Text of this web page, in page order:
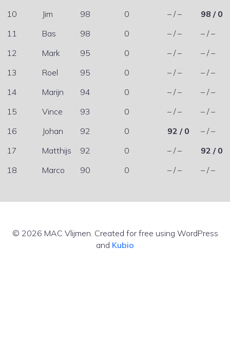
10 Jim 98 0 – / –
98 / 0
11
Bas 98 0 – / –
– / –
12
Mark 95 0 – / –
– / –
13
Roel 95 0 – / –
– / –
14
Marijn 94 0 – / –
– / –
15
Vince 93 0 – / –
– / –
16
Johan 92 0 92 / 0
– / –
17
Matthijs 92 0 – / –
92 / 0
18
Marco 90 0 – / – – / –
© 2026 MAC Vlijmen. Created for free using WordPress
and Kubio